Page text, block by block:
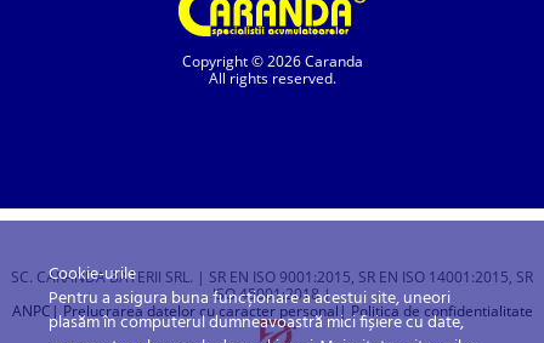
Copyright © 2026 Caranda
All rights reserved.
SC. CARANDA BATERII SRL. | SR EN ISO 9001:2015, SR EN ISO 14001:2015, SR
ISO 45001:2018 |
ANPC | Prelucrarea datelor cu caracter personal| Politica de confidentialitate
Cookie-urile
Pentru a asigura buna funcționare a acestui site, uneori
plasăm în computerul dumneavoastră mici fișiere cu date,